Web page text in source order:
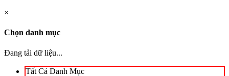
×
Chọn danh mục
Đang tải dữ liệu...
Tất Cả Danh Mục